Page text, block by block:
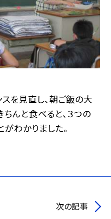
を見直し、朝ご飯の大
んと食べると、３つの
わかりました。
次の記事